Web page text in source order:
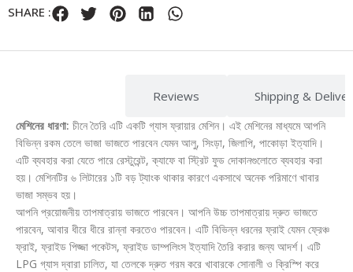
SHARE :
Reviews Shipping &
মেশিনের ধারণা: চীনে তৈরি এটি একটি গ্যাস ফ্রায়ার মেশিন। এই মেশিনের মাধ্যমে আপনি
বিভিন্ন রকম তেলে ভাজা ভাজতে পারবেন যেমন আলু, সিংড়া, জিলাপি, পাকোড়া ইত্যাদি।
এটি ব্যবহার করা যেতে পারে রেস্টুরেন্ট, ক্যাফে বা স্ট্রিট ফুড দোকানগুলোতে ব্যবহার করা
হয়। মেশিনটির ৬ লিটারের ১টি বড় ট্যাংক থাকার কারণে একসাথে অনেক পরিমাণে খাবার
ভাজা সম্ভব হয়।
আপনি প্রয়োজনীয় তাপমাত্রায় ভাজতে পারবেন। আপনি উচ্চ তাপমাত্রায় দ্রুত ভাজতে
পারবেন, আবার ধীরে ধীরে রান্না করতেও পারবেন। এটি বিভিন্ন ধরনের ফ্রাই যেমন ফ্রেঞ্চ
ফ্রাই, ফ্রাইড পিজ্জা পকেটস, ফ্রাইড ডাম্পলিংস ইত্যাদি তৈরি করার জন্য আদর্শ। এটি
LPG গ্যাস দ্বারা চালিত, যা তেলকে দ্রুত গরম করে খাবারকে সোনালী ও ক্রিস্পি করে